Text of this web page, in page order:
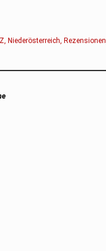
,Niederösterreich ,Rezensionen